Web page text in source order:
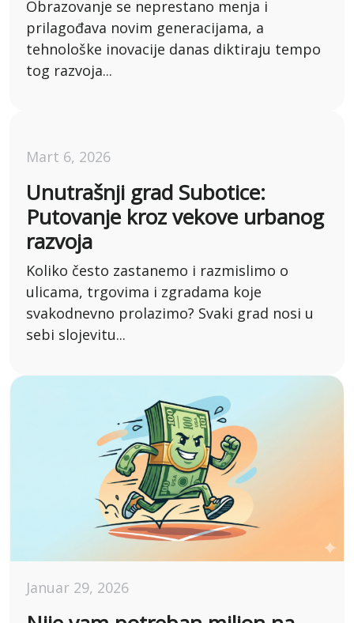
Obrazovanje se neprestano menja i
prilagođava novim generacijama, a
tehnološke inovacije danas diktiraju tempo
tog razvoja...
Mart 6, 2026
Unutrašnji grad Subotice:
Putovanje kroz vekove urbanog
razvoja
Koliko često zastanemo i razmislimo o
ulicama, trgovima i zgradama koje
svakodnevno prolazimo? Svaki grad nosi u
sebi slojevitu...
Januar 29, 2026